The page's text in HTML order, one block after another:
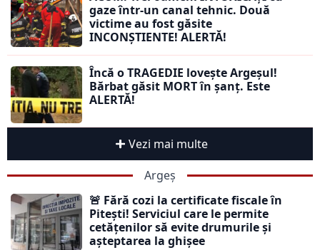
gaze într-un canal tehnic. Două
victime au fost găsite
INCONȘTIENTE! ALERTĂ!
Încă o TRAGEDIE lovește Argeșul!
Bărbat găsit MORT în șanț. Este
ALERTĂ!
Vezi mai multe
Argeș
🚨 Fără cozi la certificate fiscale în
Pitești! Serviciul care le permite
cetățenilor să evite drumurile și
așteptarea la ghișee